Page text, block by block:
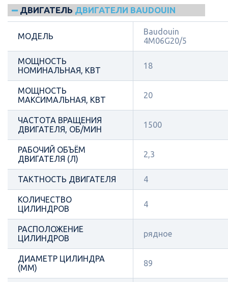
ДВИГАТЕЛЬ ДВИГАТЕЛИ BAUDOUIN
МОДЕЛЬ
Baudouin
4M06G20/5
МОЩНОСТЬ
НОМИНАЛЬНАЯ, КВТ
18
МОЩНОСТЬ
МАКСИМАЛЬНАЯ, КВТ
20
ЧАСТОТА ВРАЩЕНИЯ
ДВИГАТЕЛЯ, ОБ/МИН
1500
РАБОЧИЙ ОБЪЁМ
ДВИГАТЕЛЯ (Л)
2,3
ТАКТНОСТЬ ДВИГАТЕЛЯ 4
КОЛИЧЕСТВО
ЦИЛИНДРОВ
4
РАСПОЛОЖЕНИЕ
ЦИЛИНДРОВ
рядное
ДИАМЕТР ЦИЛИНДРА
(ММ)
89